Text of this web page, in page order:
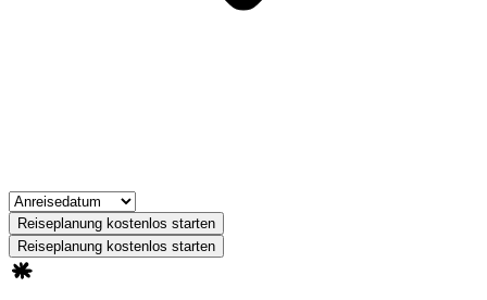
Reiseplanung kostenlos starten
Reiseplanung kostenlos starten